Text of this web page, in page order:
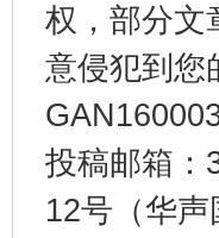
权，部分文
意侵犯到您
投稿邮箱：
12号（华